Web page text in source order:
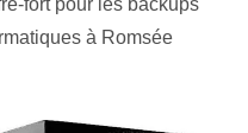
fort pour les backups
à Romsée